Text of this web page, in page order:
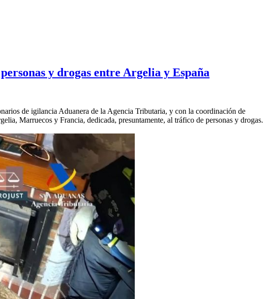
y drogas entre Argelia y España
de igilancia Aduanera de la Agencia Tributaria, y con la coordinación de
Marruecos y Francia, dedicada, presuntamente, al tráfico de personas y drogas.